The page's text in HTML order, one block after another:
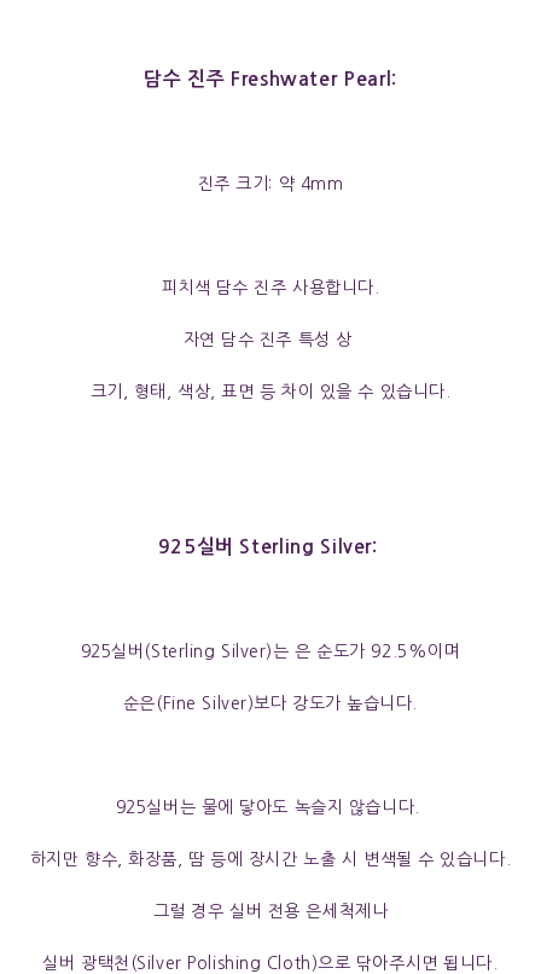
담수 진주 Freshwater Pearl:
진주 크기: 약 4mm
피치색 담수 진주 사용합니다.
자연 담수 진주 특성 상
크기, 형태, 색상, 표면 등 차이 있을 수 있습니다.
925실버 Sterling Silver:
925실버(Sterling Silver)는 은 순도가 92.5%이며
순은(Fine Silver)보다 강도가 높습니다.
925실버는 물에 닿아도 녹슬지 않습니다.
하지만 향수, 화장품, 땀 등에 장시간 노출 시 변색될 수 있습니다.
그럴 경우 실버 전용 은세척제나
실버 광택천(Silver Polishing Cloth)으로 닦아주시면 됩니다.